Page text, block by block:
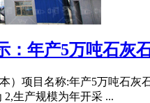
：年产5万吨石灰
）项目名称:年产5万吨石
生产规模为年开采 ...